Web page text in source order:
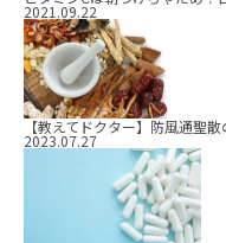
2021.09.22
【教えてドクター】防風通聖
2023.07.27